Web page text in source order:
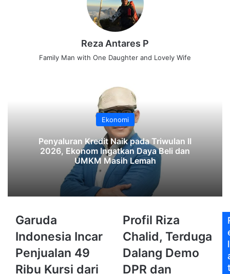
Reza Antares P
Family Man with One Daughter and Lovely Wife
Ekonomi
‎Penyaluran Kredit Naik pada Triwulan II
2026, Ekonom Ingatkan Daya Beli dan
UMKM Masih Lemah‎‎
Garuda
Indonesia
Incar
Penjualan
49
Ribu
Garuda
Indonesia Incar
Penjualan 49
Ribu Kursi dari
Profil
Chalid,
Terduga
Dalang
Demo
Profil Riza
Chalid, Terduga
Dalang Demo
DPR dan
l